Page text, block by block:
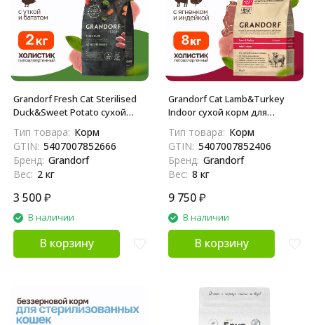
Grandorf Fresh Cat Sterilised
Duck&Sweet Potato сухой
пробиотиками для взрослых
стерилизованных кошек с
уткой и бататом - 2 кг
Тип товара: Корм
GTIN: 5407007852666
Бренд: Grandorf
Вес: 2 кг
3 500₽
В наличии
В корзину
Grandorf Cat Lamb&Turkey
Indoor сухой корм для
ягненком и индейкой - 8 кг
Тип товара: Корм
GTIN: 5407007852406
Бренд: Grandorf
Вес: 8 кг
9 750₽
В наличии
В корзину